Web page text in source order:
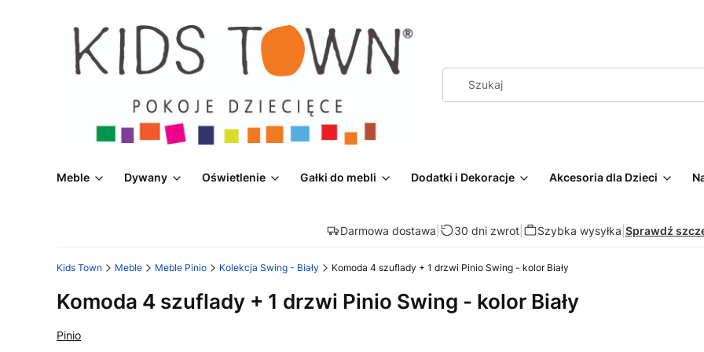
Meble Dywany Oświetlenie Gałki do mebli Dodatki i Dekoracje Akcesoria dla Dzieci
Darmowa dostawa 30 dni zwrot| Szybka wysyłka Sprawdź
Kids Town Meble Meble Pinio Kolekcja Swing - Biały Komoda 4 szuflady + 1 drzwi Pinio Swing - kolor Biały
Komoda 4 szuflady + 1 drzwi Pinio Swing - kolor Biały
Pinio